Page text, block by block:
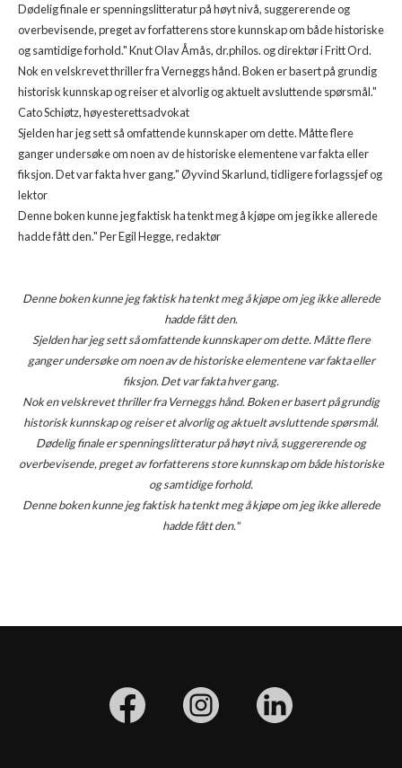
Dødelig finale er spenningslitteratur på høyt nivå, suggererende og
overbevisende, preget av forfatterens store kunnskap om både historiske
og samtidige forhold." Knut Olav Åmås, dr.philos. og direktør i Fritt Ord.
Nok en velskrevet thriller fra Verneggs hånd. Boken er basert på grundig
historisk kunnskap og reiser et alvorlig og aktuelt avsluttende spørsmål."
Cato Schiøtz, høyesterettsadvokat
Sjelden har jeg sett så omfattende kunnskaper om dette. Måtte flere
ganger undersøke om noen av de historiske elementene var fakta eller
fiksjon. Det var fakta hver gang." Øyvind Skarlund, tidligere forlagssjef og
lektor
Denne boken kunne jeg faktisk ha tenkt meg å kjøpe om jeg ikke allerede
hadde fått den." Per Egil Hegge, redaktør
Denne boken kunne jeg faktisk ha tenkt meg å kjøpe om jeg ikke allerede
hadde fått den.
Sjelden har jeg sett så omfattende kunnskaper om dette. Måtte flere
ganger undersøke om noen av de historiske elementene var fakta eller
fiksjon. Det var fakta hver gang.
Nok en velskrevet thriller fra Verneggs hånd. Boken er basert på grundig
historisk kunnskap og reiser et alvorlig og aktuelt avsluttende spørsmål.
Dødelig finale er spenningslitteratur på høyt nivå, suggererende og
overbevisende, preget av forfatterens store kunnskap om både historiske
og samtidige forhold.
Denne boken kunne jeg faktisk ha tenkt meg å kjøpe om jeg ikke allerede
hadde fått den."